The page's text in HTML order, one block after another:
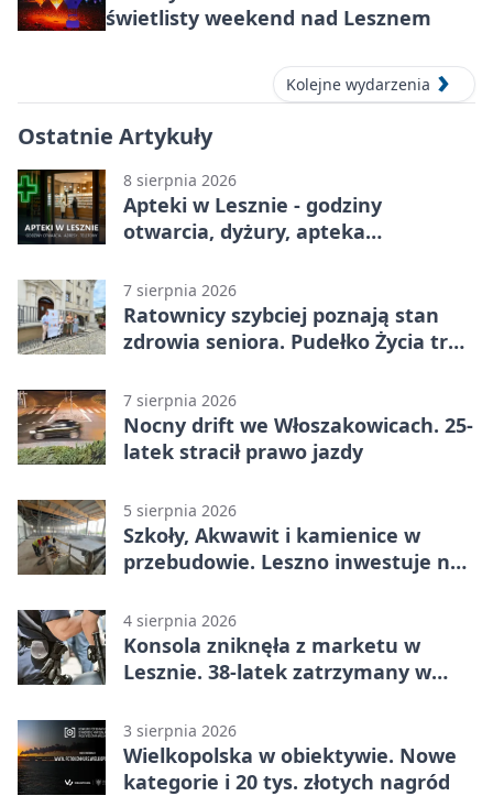
świetlisty weekend nad Lesznem
Kolejne wydarzenia
Ostatnie Artykuły
8 sierpnia 2026
Apteki w Lesznie - godziny
otwarcia, dyżury, apteka
7 sierpnia 2026
Ratownicy szybciej poznają stan
zdrowia seniora. Pudełko Życia trafi
7 sierpnia 2026
Nocny drift we Włoszakowicach. 25-
latek stracił prawo jazdy
5 sierpnia 2026
Szkoły, Akwawit i kamienice w
przebudowie. Leszno inwestuje na
4 sierpnia 2026
Konsola zniknęła z marketu w
Lesznie. 38-latek zatrzymany w
3 sierpnia 2026
Wielkopolska w obiektywie. Nowe
kategorie i 20 tys. złotych nagród